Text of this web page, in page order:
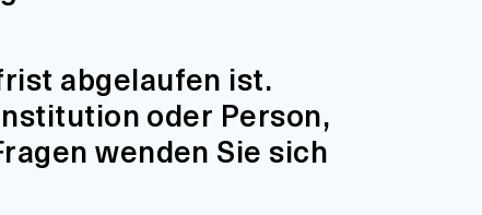
abgelaufen ist.
oder Person,
wenden Sie sich